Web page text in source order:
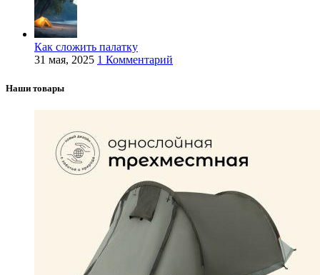
Как сложить палатку
31 мая, 2025 1 Комментарий
Наши товары